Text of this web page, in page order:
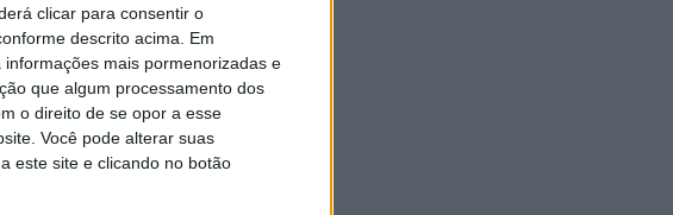
clicar para consentir o
descrito acima. Em
mais pormenorizadas e
que algum processamento dos
o direito de se opor a esse
Você pode alterar suas
este site e clicando no botão